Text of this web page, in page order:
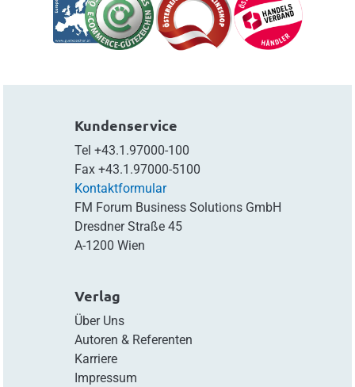
Kundenservice
Tel +43.1.97000-100
Fax +43.1.97000-5100
Kontaktformular
FM Forum Business Solutions GmbH
Dresdner Straße 45
A-1200 Wien
Verlag
Über Uns
Autoren & Referenten
Karriere
Impressum